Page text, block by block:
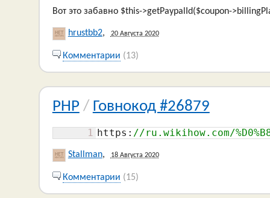
Вот это забавно $this->getPaypalId($coupon-
hrustbb2, 20 Августа 2020
Комментарии (13)
PHP / Говнокод #26879
1 https: //ru.wikihow.com/
Stallman, 18 Августа 2020
Комментарии (15)